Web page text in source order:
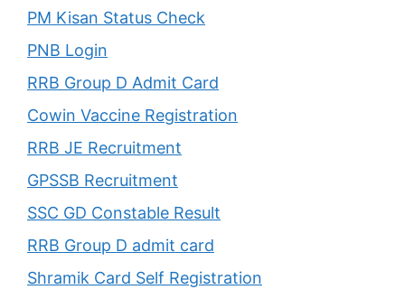
PM Kisan Status Check
PNB Login
RRB Group D Admit Card
Cowin Vaccine Registration
RRB JE Recruitment
GPSSB Recruitment
SSC GD Constable Result
RRB Group D admit card
Shramik Card Self Registration